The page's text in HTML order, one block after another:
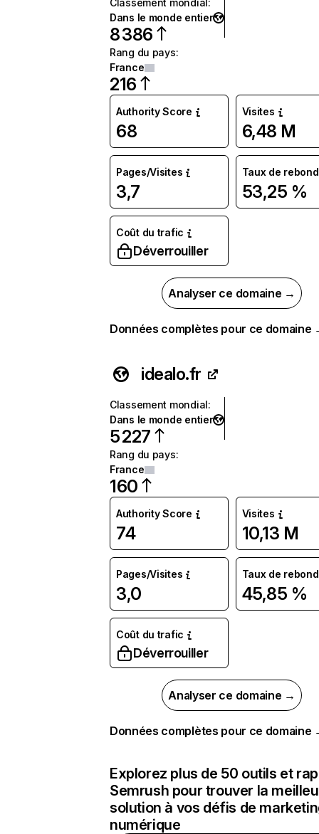
Classement mondial :
Dans le monde entier
8 386
Rang du pays:
France
216
Authority Score
68
Visites
6,48 M
Pages/Visites
3,7
Taux de rebond
53,25 %
Coût du trafic
Déverrouiller
Analyser ce domaine →
Données complètes pour ce domaine
idealo.fr
Classement mondial:
Dans le monde entier
5 227
Rang du pays:
France
160
Authority Score
74
Visites
10,13 M
Pages/Visites
3,0
Taux de rebond
45,85 %
Coût du trafic
Déverrouiller
Analyser ce domaine →
Données complètes pour ce domaine
Explorez plus de 50 outils et
Semrush pour trouver la
solution à vos défis de
numérique